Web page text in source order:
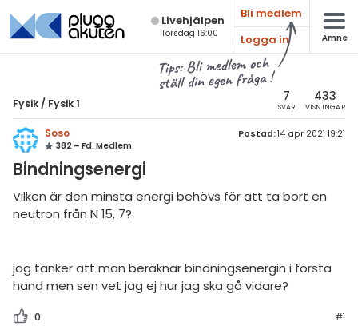
Live­hjälpen
Torsdag 16:00
Bli medlem
Logga in
Ämne
Tips: Bli medlem och
ställ din egen fråga !
Fysik / Fysik 1 7
SVAR
433
VISNINGAR
Soso
382 – Fd. Medlem
Postad:14 apr 2021 19:21
Bindningsenergi
Vilken är den minsta energi behövs för att ta bort en
neutron från N 15, 7?
jag tänker att man beräknar bindningsenergin i första
hand men sen vet jag ej hur jag ska gå vidare?
0 #1
Alla ämnen
Fysik
Alla trådar
MaFy (fysikdelen)
Allmänna diskussioner
& Bygg
språk